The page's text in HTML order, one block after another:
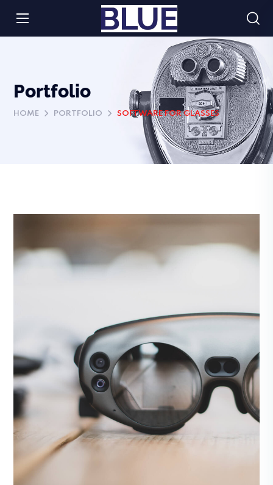
Portfolio
HOME PORTFOLIO SOFTWARE FOR GLASSES